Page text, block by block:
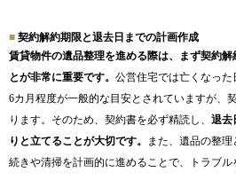
契約解約期限と退去日までの計画作成
賃貸物件の遺品整理を進める際は、
まず契約
とが非常に重要です。 公営住宅では亡くなった
6カ月程度が一般的な目安とされていますが、
ります。そのため、 契約書を必ず精読し、 退去
りと立てることが大切です。
また、 遺品の整理
続きや清掃を計画的に進めることで、トラブル